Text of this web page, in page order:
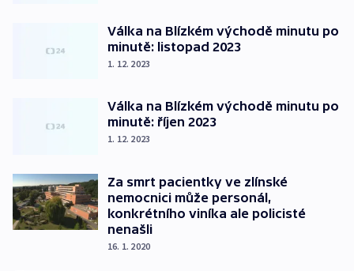
Válka na Blízkém východě minutu po
minutě: listopad 2023
1. 12. 2023
Válka na Blízkém východě minutu po
minutě: říjen 2023
1. 12. 2023
Za smrt pacientky ve zlínské
nemocnici může personál,
konkrétního viníka ale policisté
nenašli
16. 1. 2020